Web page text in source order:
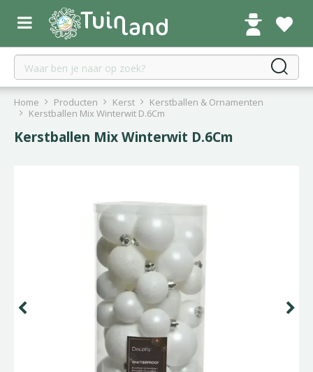
r
Home Producten Kerst
Kerstballen & Ornamenten
Kerstballen Mix Winterwit D.6Cm
Kerstballen Mix Winterwit D.6Cm